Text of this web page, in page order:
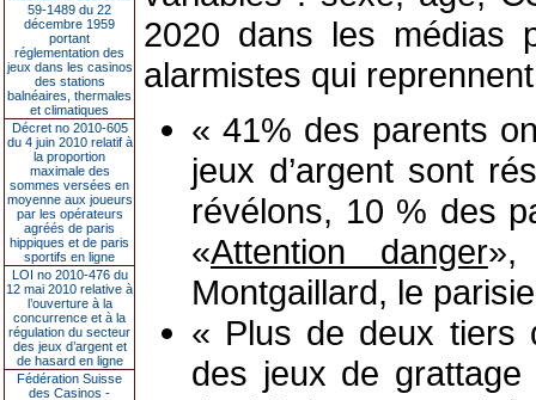
59-1489 du 22
décembre 1959
portant
réglementation des
jeux dans les casinos
des stations
balnéaires, thermales
et climatiques
Décret no 2010-605
du 4 juin 2010 relatif à
la proportion
maximale des
sommes versées en
moyenne aux joueurs
par les opérateurs
agréés de paris
hippiques et de paris
sportifs en ligne
LOI no 2010-476 du
12 mai 2010 relative à
l’ouverture à la
concurrence et à la
régulation du secteur
des jeux d’argent et
de hasard en ligne
Fédération Suisse
des Casinos -
2020 dans les médias
alarmistes qui
« 41% des parents
jeux d’argent sont
révélons, 10 % des
«Attention danger»,
Montgaillard, le
« Plus de deux tiers
des jeux de grattage